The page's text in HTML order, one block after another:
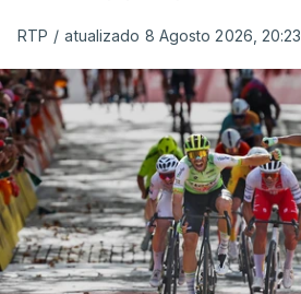
RTP / atualizado 8 Agosto 2026, 20:23